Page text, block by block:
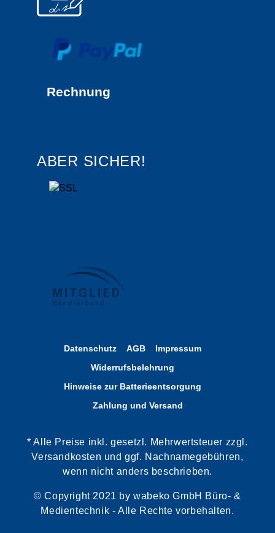
Rechnung
ABER SICHER!
Datenschutz AGB
Impressum
Widerrufsbelehrung
Hinweise zur Batterieentsorgung
Zahlung und Versand
* Alle Preise inkl. gesetzl. Mehrwertsteuer zzgl.
Versandkosten und ggf. Nachnamegebühren,
wenn nicht anders beschrieben.
© Copyright 2021 by wabeko GmbH Büro- &
Medientechnik - Alle Rechte vorbehalten.